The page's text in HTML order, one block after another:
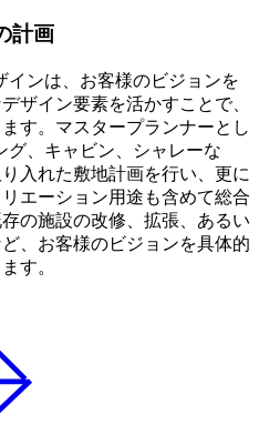
計画
インは、お客様のビジョンを
ザイン要素を活かすことで、
す。マスタープランナーとし
グ、キャビン、シャレーな
入れた敷地計画を行い、更に
エーション用途も含めて総合
の施設の改修、拡張、あるい
、お客様のビジョンを具体的
す。